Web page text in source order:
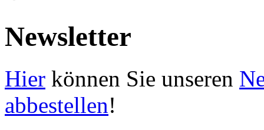
Newsletter
Hier können Sie unseren
abbestellen!